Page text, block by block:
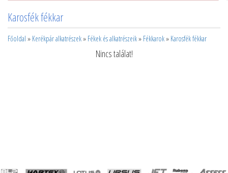
Karosfék fékkar
Főoldal » Kerékpár alkatrészek» Fékek és alkatrészeik» Fékkarok» Karosfék fékkar
Nincs találat!